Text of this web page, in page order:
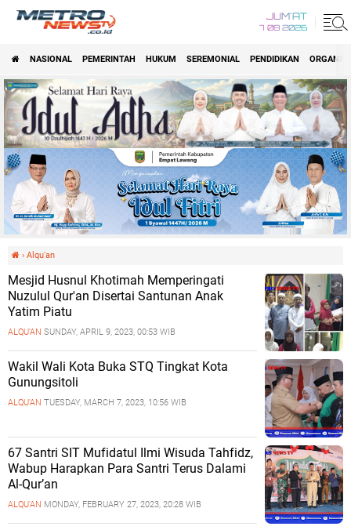
JUM'AT
7 08 2026
NASIONAL PEMERINTAH HUKUM SEREMONIAL PENDIDIKAN
› Alqu'an
Mesjid Husnul Khotimah Memperingati
Nuzulul Qur'an Disertai Santunan Anak
Yatim Piatu
ALQU'AN SUNDAY, APRIL 9, 2023, 00:53 WIB
Wakil Wali Kota Buka STQ Tingkat Kota
Gunungsitoli
ALQU'AN TUESDAY, MARCH 7, 2023, 10:56 WIB
67 Santri SIT Mufidatul Ilmi Wisuda Tahfidz,
Wabup Harapkan Para Santri Terus Dalami
Al-Qur’an
ALQU'AN MONDAY, FEBRUARY 27, 2023, 20:28 WIB